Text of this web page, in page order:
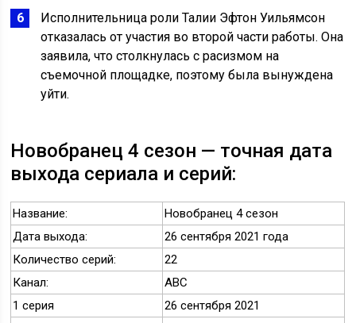
Исполнительница роли Талии Эфтон Уильямсон
отказалась от участия во второй части работы. Она
заявила, что столкнулась с расизмом на
съемочной площадке, поэтому была вынуждена
уйти.
Новобранец 4 сезон — точная дата
выхода сериала и серий:
Название:
Новобранец 4 сезон
Дата выхода:
26 сентября 2021 года
Количество серий:
22
Канал:
ABC
1 серия
26 сентября 2021